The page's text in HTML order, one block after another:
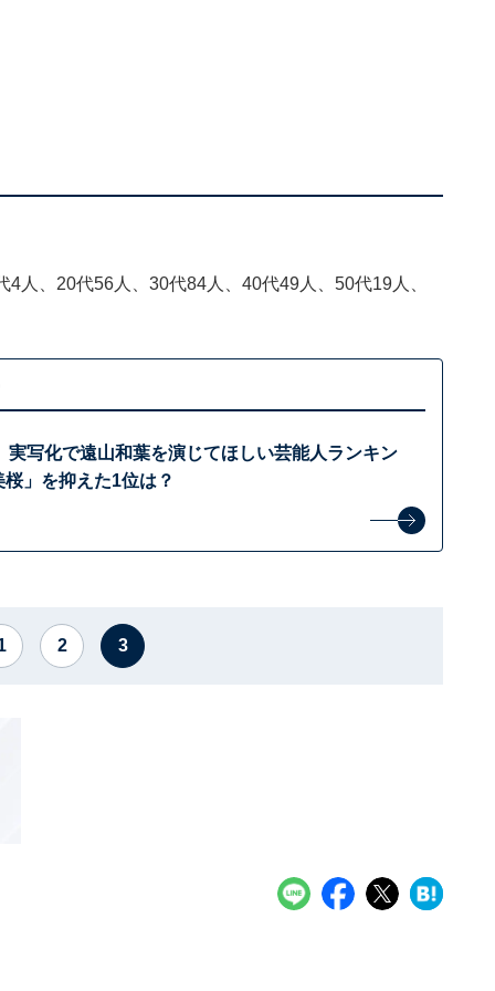
人、20代56人、30代84人、40代49人、50代19人、
実写化で遠山和葉を演じてほしい芸能人ランキン
」を抑えた1位は？
2 3